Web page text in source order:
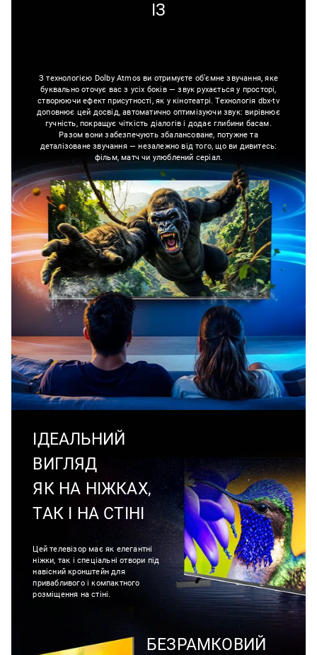
ІЗ
З технологією Dolby Atmos ви отримуєте об’ємне звучання, яке
буквально оточує вас з усіх боків — звук рухається у просторі,
створюючи ефект присутності, як у кінотеатрі. Технологія dbx-tv
доповнює цей досвід, автоматично оптимізуючи звук: вирівнює
гучність, покращує чіткість діалогів і додає глибини басам.
Разом вони забезпечують збалансоване, потужне та
деталізоване звучання — незалежно від того, що ви дивитесь:
фільм, матч чи улюблений серіал.
ІДЕАЛЬНИЙ
ВИГЛЯД
ЯК НА НІЖКАХ,
ТАК І НА СТІНІ
Цей телевізор має як елегантні
ніжки, так і спеціальні отвори під
навісний кронштейн для
привабливого і компактного
розміщення на стіні.
БЕЗРАМКОВИЙ